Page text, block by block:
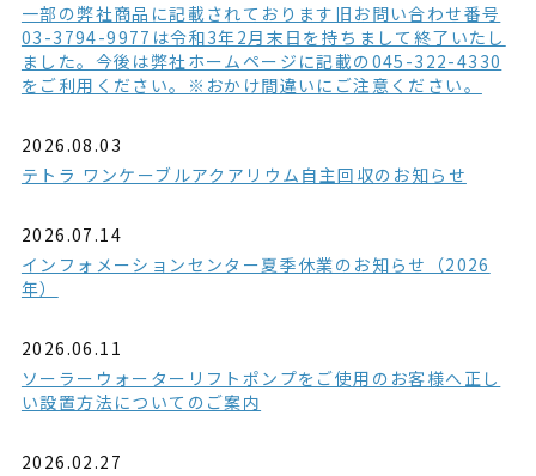
一部の弊社商品に記載されております旧お問い合わせ番号
03-3794-9977は令和3年2月末日を持ちまして終了いたし
ました。今後は弊社ホームページに記載の045-322-4330
をご利用ください。※おかけ間違いにご注意ください。
2026.08.03
テトラ ワンケーブルアクアリウム自主回収のお知らせ
2026.07.14
インフォメーションセンター夏季休業のお知らせ（2026
年）
2026.06.11
ソーラーウォーターリフトポンプをご使用のお客様へ正し
い設置方法についてのご案内
2026.02.27